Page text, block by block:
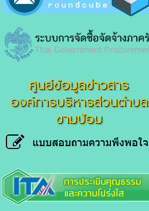
ศูนย์ข้อมูลข่าวสาร
องค์การบริหารส่วนตำบล
ขามป้อม